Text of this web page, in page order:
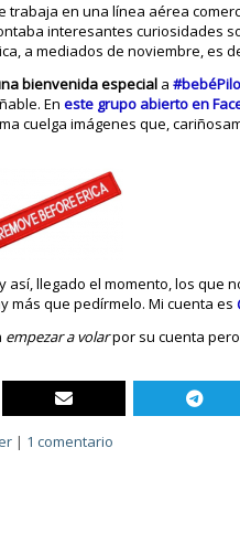
en una línea aérea
interesantes curiosidades
a mediados de noviembre, es
bienvenida especial a
Eneste grupo abierto en
cuelga imágenes que,
llegado el momento, los que
más que pedírmelo. Mi cuenta es
empezar a volarpor su cuenta
| 1 comentario